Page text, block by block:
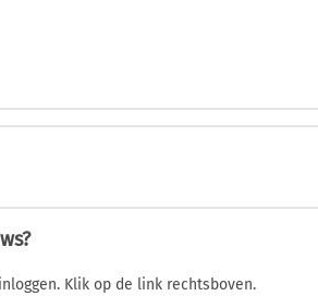
Klik op de link rechtsboven.